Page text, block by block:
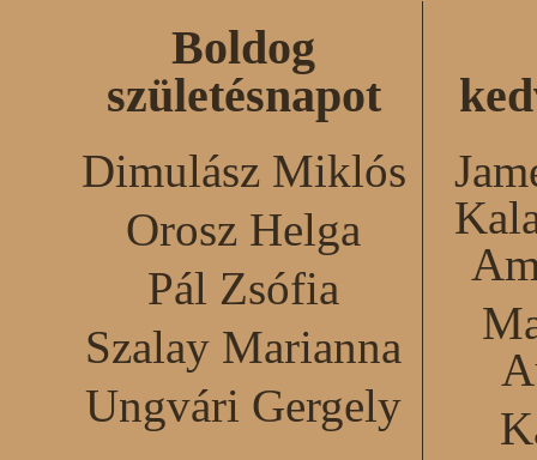
Boldog
születésnapot
Dimulász Miklós
Orosz Helga
Pál Zsófia
Szalay Marianna
Ungvári Gergely